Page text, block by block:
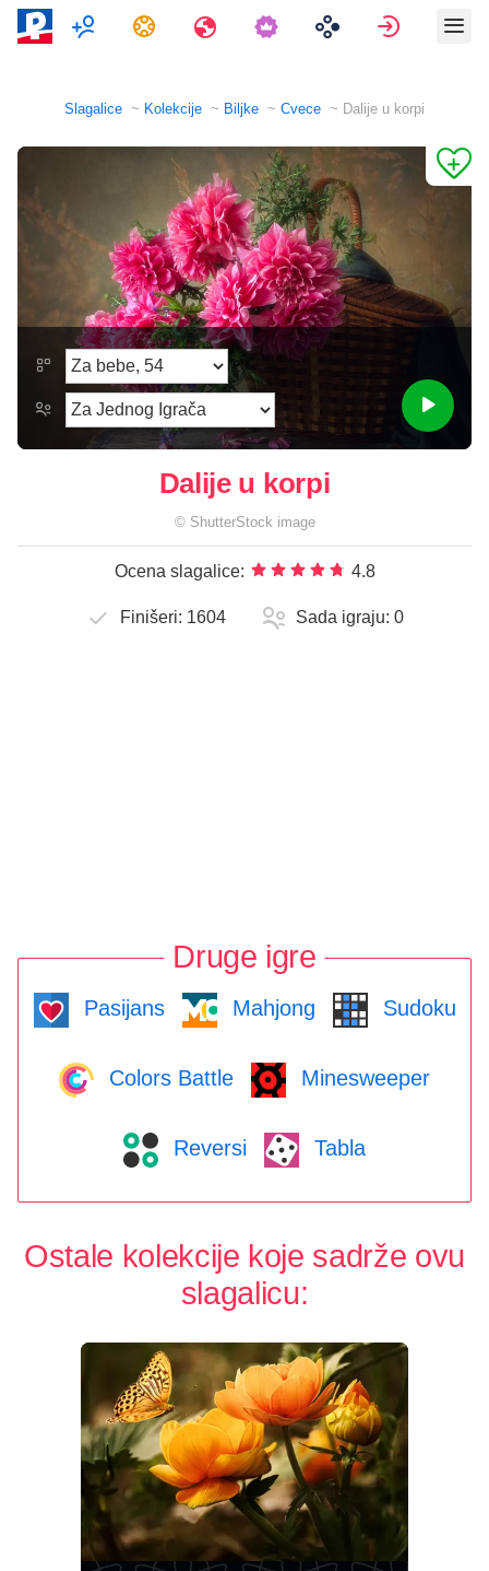
Više igračaZadaci Путовања Prijavi se
Slagalice Kolekcije Biljke Cvece Dalije u korpi
Dalije u korpi
© ShutterStock image
Ocena slagalice: 4.8
Finišeri: 1604 Sada igraju: 0
Druge igre
Pasijans Mahjong Sudoku
Colors Battle Minesweeper
Reversi Tabla
Ostale kolekcije koje sadrže ovu
slagalicu: